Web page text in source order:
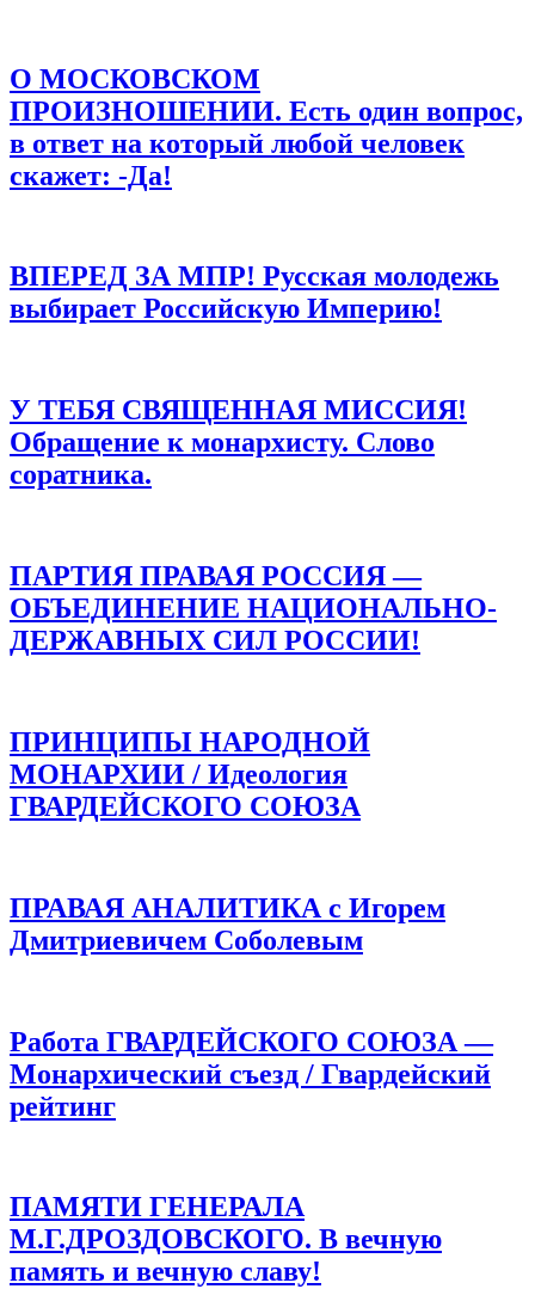
Сохранить моё имя, email и адрес сайта в этом браузере для
последующих моих комментариев.
О МОСКОВСКОМ
ПРОИЗНОШЕНИИ. Есть один вопрос,
в ответ на который любой человек
скажет: -Да!
ВПЕРЕД ЗА МПР! Русская молодежь
выбирает Российскую Империю!
У ТЕБЯ СВЯЩЕННАЯ МИССИЯ!
Обращение к монархисту. Слово
соратника.
ПАРТИЯ ПРАВАЯ РОССИЯ —
ОБЪЕДИНЕНИЕ НАЦИОНАЛЬНО-
ДЕРЖАВНЫХ СИЛ РОССИИ!
ПРИНЦИПЫ НАРОДНОЙ
МОНАРХИИ / Идеология
ГВАРДЕЙСКОГО СОЮЗА
ПРАВАЯ АНАЛИТИКА с Игорем
Дмитриевичем Соболевым
Работа ГВАРДЕЙСКОГО СОЮЗА —
Монархический съезд / Гвардейский
рейтинг
ПАМЯТИ ГЕНЕРАЛА
М.Г.ДРОЗДОВСКОГО. В вечную
память и вечную славу!